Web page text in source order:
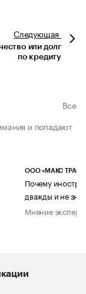
Следующая
или долг
по кредиту
Все
и попадают
ООО «МАКС ТРАСТ»
Почему
дважды и не
Мнение